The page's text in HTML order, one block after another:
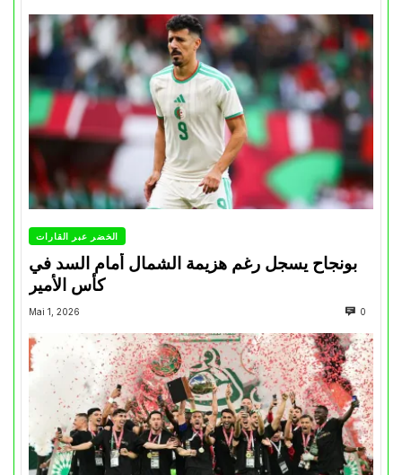
الخضر عبر القارات
بونجاح يسجل رغم هزيمة الشمال أمام السد في
كأس الأمير
Mai 1, 2026 0